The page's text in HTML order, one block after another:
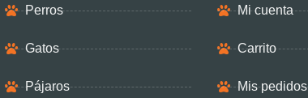
Perros
Gatos
Pájaros
Mi cuenta
Carrito
Mis pedidos